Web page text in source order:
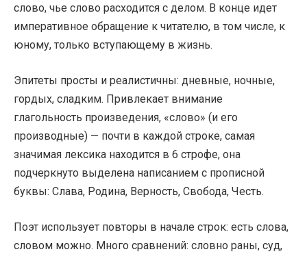
слово, чье слово расходится с делом. В конце идет
императивное обращение к читателю, в том числе, к
юному, только вступающему в жизнь.
Эпитеты просты и реалистичны: дневные, ночные,
гордых, сладким. Привлекает внимание
глагольность произведения, «слово» (и его
производные) — почти в каждой строке, самая
значимая лексика находится в 6 строфе, она
подчеркнуто выделена написанием с прописной
буквы: Слава, Родина, Верность, Свобода, Честь.
Поэт использует повторы в начале строк: есть слова,
словом можно. Много сравнений: словно раны, суд,